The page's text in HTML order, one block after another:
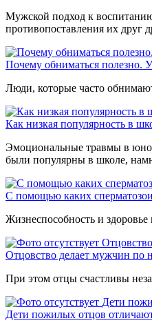
Мужской подход к
противопоставления их друг
Почему обниматься полезно.
Люди, которые часто
Как низкая популярность в
Эмоциональные травмы в
были популярны в школе,
C помощью каких
Жизнеспособность и
Отцовство делает мужчин по
При этом отцы счастливы
Дети
Дети пожилых отцов